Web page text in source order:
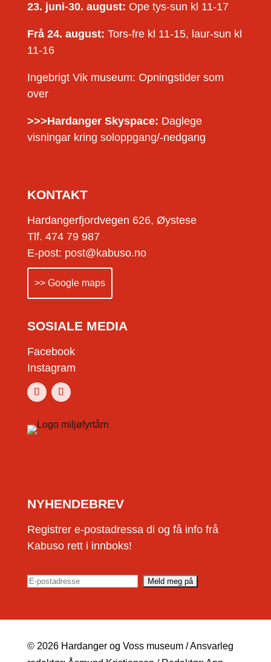
23. juni-30. august: Ope tys-sun kl 11-17
Frå 24. august: Tors-fre kl 11-15, laur-sun kl
11-16
Ingebrigt Vik museum: Opningstider som
over
>>>Hardanger Skyspace: Daglege
visningar kring soloppgang/-nedgang
KONTAKT
Hardangerfjordvegen 626, Øystese
Tlf. 474 79 987
E-post: post@kabuso.no
>> Google maps
SOSIALE MEDIA
Facebook
Instagram
NYHENDEBREV
Registrer e-postadressa di og få info frå
Kabuso rett i innboks!
© 2026 Hardanger og Voss museum / Ansvarleg